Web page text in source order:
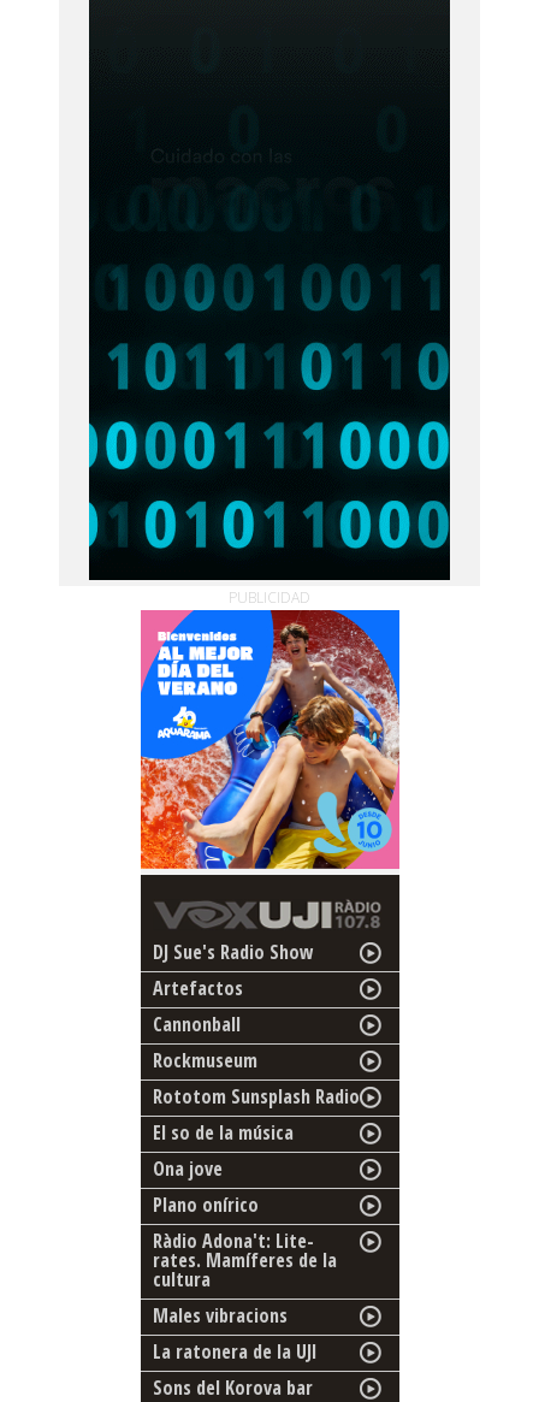
PUBLICIDAD
DJ Sue's Radio Show
Artefactos
Cannonball
Rockmuseum
Rototom Sunsplash Radio
El so de la música
Ona jove
Plano onírico
Ràdio Adona't: Lite-
rates. Mamíferes de la
cultura
Males vibracions
La ratonera de la UJI
Sons del Korova bar